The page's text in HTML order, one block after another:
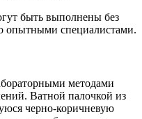
быть выполнены без
опытными специалистами.
методами
Ватной палочкой из
черно-коричневую